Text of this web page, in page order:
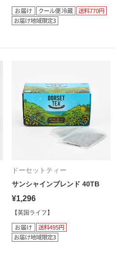
ドーセットティー
サンシャインブレンド 40TB
¥1,296
【英国ライフ】